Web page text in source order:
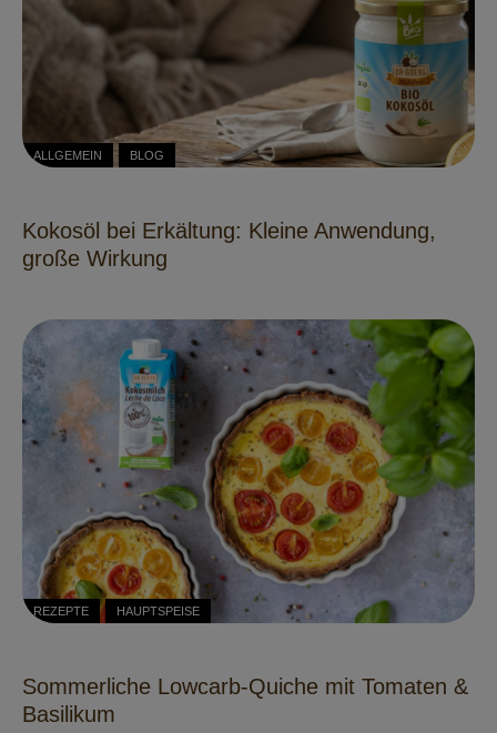
ALLGEMEIN BLOG
Kokosöl bei Erkältung: Kleine Anwendung,
große Wirkung
REZEPTE HAUPTSPEISE
Sommerliche Lowcarb-Quiche mit Tomaten &
Basilikum